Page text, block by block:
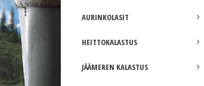
AURINKOLASIT
HEITTOKALASTUS
JÄÄMEREN KALASTUS